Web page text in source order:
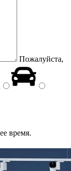
Пожалуйста,
время.